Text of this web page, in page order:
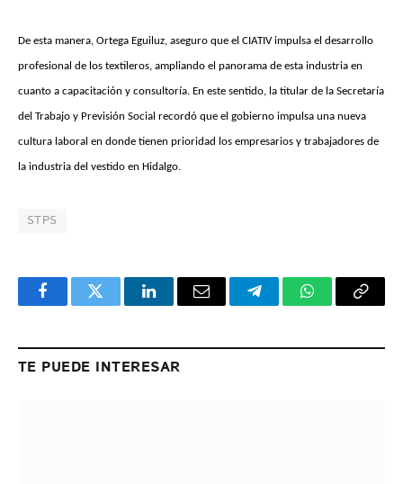
De esta manera, Ortega Eguiluz, aseguro que el CIATIV impulsa el desarrollo
profesional de los textileros, ampliando el panorama de esta industria en
cuanto a capacitación y consultoría. En este sentido, la titular de la Secretaría
del Trabajo y Previsión Social recordó que el gobierno impulsa una nueva
cultura laboral en donde tienen prioridad los empresarios y trabajadores de
la industria del vestido en Hidalgo.
STPS
FacebookTwitter LinkedInEmail TelegramWhatsApp
Copy
TE PUEDE INTERESAR